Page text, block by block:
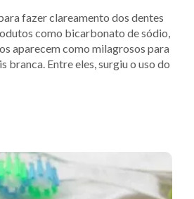
fazer clareamento dos dentes
como bicarbonato de sódio,
aparecem como milagrosos para
branca. Entre eles, surgiu o uso do